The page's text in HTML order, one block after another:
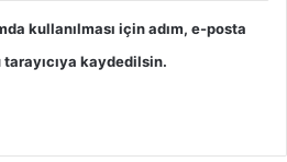
kullanılması için adım, e-posta
kaydedilsin.